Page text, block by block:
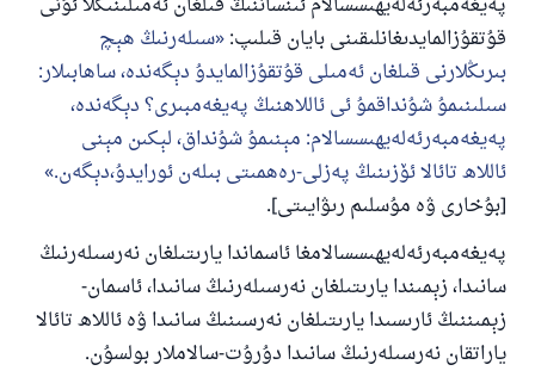
قۇتقۇزالمايدىغانلىقىنى بايان قىلىپ: سىلەرنىڭ ھېچ
بىرىڭلارنى قىلغان ئەمىلى قۇتقۇزالمايدۇ دېگەندە، ساھابىلار:
سىلىنىمۇ شۇنداقمۇ ئى ئاللاھنىڭ پەيغەمبىرى؟ دېگەندە،
پەيغەمبەرئەلەيھىسسالام: مېنىمۇ شۇنداق، لېكىن مېنى
ئاللاھ تائالا ئۆزىنىڭ پەزلى-رەھمىتى بىلەن ئورايدۇ،دېگەن.
[بۇخارى ۋە مۇسلىم رىۋايىتى].
پەيغەمبەرئەلەيھىسسالامغا ئاسماندا يارىتىلغان نەرسىلەرنىڭ
سانىدا، زېمىندا يارىتىلغان نەرسىلەرنىڭ سانىدا، ئاسمان-
زېمىننىڭ ئارىسىدا يارىتىلغان نەرسىنىڭ سانىدا ۋە ئاللاھ تائالا
ياراتقان نەرسىلەرنىڭ سانىدا دۇرۇت-سالاملار بولسۇن.